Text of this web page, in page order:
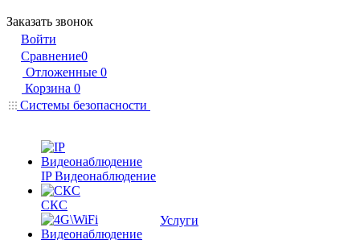
Заказать звонок
Войти
Сравнение0
Отложенные 0
Корзина 0
Системы безопасности
IP Видеонаблюдение
СКС
Услуги